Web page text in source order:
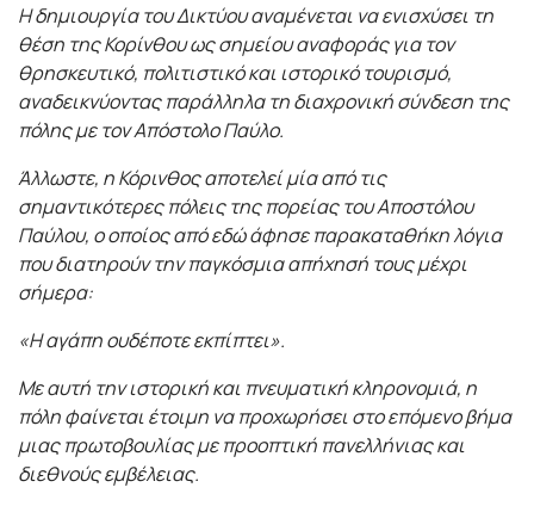
Η δημιουργία του Δικτύου αναμένεται να ενισχύσει τη
θέση της Κορίνθου ως σημείου αναφοράς για τον
θρησκευτικό, πολιτιστικό και ιστορικό τουρισμό,
αναδεικνύοντας παράλληλα τη διαχρονική σύνδεση της
πόλης με τον Απόστολο Παύλο.
Άλλωστε, η Κόρινθος αποτελεί μία από τις
σημαντικότερες πόλεις της πορείας του Αποστόλου
Παύλου, ο οποίος από εδώ άφησε παρακαταθήκη λόγια
που διατηρούν την παγκόσμια απήχησή τους μέχρι
σήμερα:
«Η αγάπη ουδέποτε εκπίπτει».
Με αυτή την ιστορική και πνευματική κληρονομιά, η
πόλη φαίνεται έτοιμη να προχωρήσει στο επόμενο βήμα
μιας πρωτοβουλίας με προοπτική πανελλήνιας και
διεθνούς εμβέλειας.